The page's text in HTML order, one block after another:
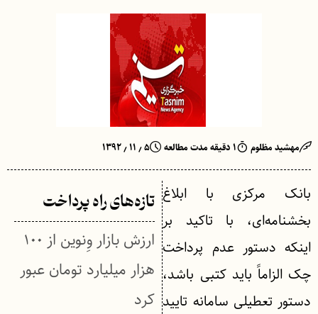
مهشید مظلوم ۱ دقیقه مدت مطالعه ۵ ٫ ۱۱ ٫ ۱۳۹۲
بانک مرکزی با ابلاغ
بخشنامه‌ای، با تاکید بر
اینکه دستور عدم پرداخت
چک الزاماً باید کتبی باشد،
دستور تعطیلی سامانه تایید
تازه‌های راه پرداخت
ارزش بازار وِنوین از ۱۰۰
هزار میلیارد تومان عبور
کرد